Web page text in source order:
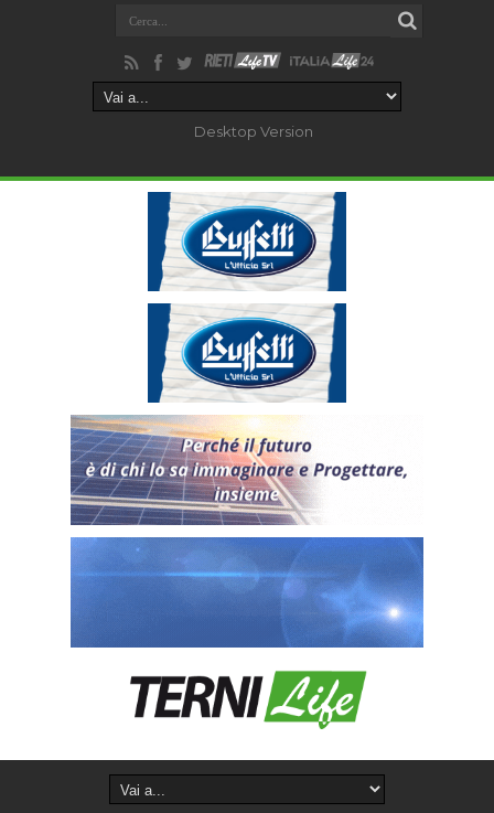
Desktop Version